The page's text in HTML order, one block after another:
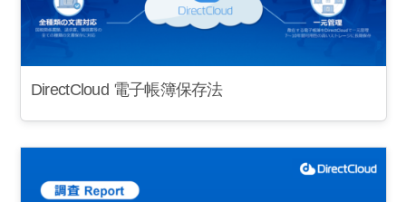
DirectCloud 電子帳簿保存法